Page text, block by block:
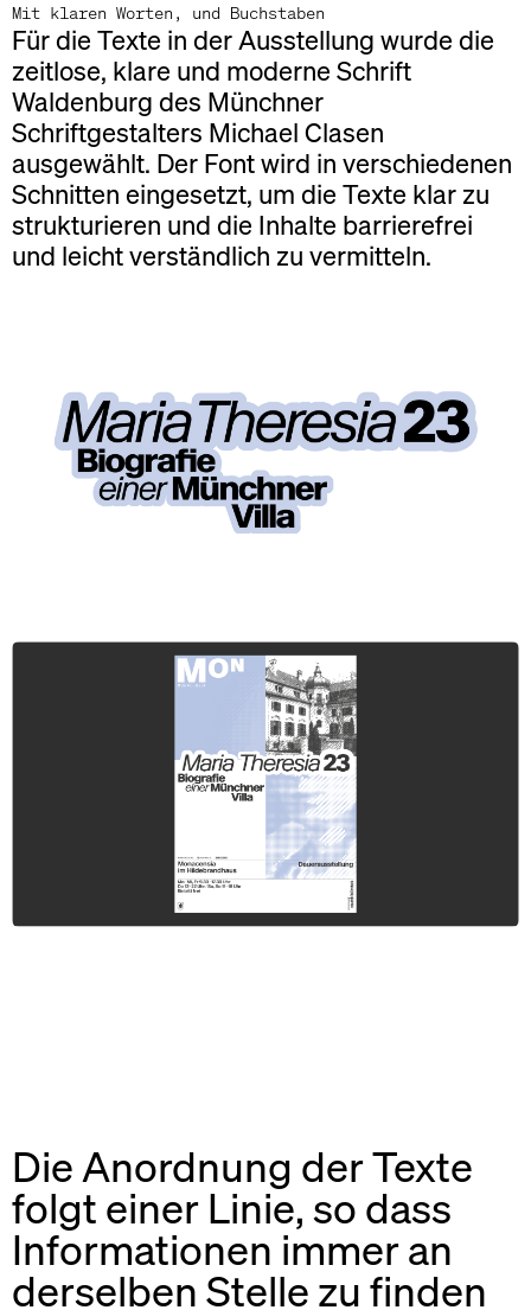
Mit klaren Worten, und Buchstaben
Für die Texte in der Ausstellung wurde die
zeitlose, klare und moderne Schrift
Waldenburg des Münchner
Schriftgestalters Michael Clasen
ausgewählt. Der Font wird in verschiedenen
Schnitten eingesetzt, um die Texte klar zu
strukturieren und die Inhalte barrierefrei
und leicht verständlich zu vermitteln.
Die Anordnung der Texte
folgt einer Linie, so dass
Informationen immer an
derselben Stelle zu finden